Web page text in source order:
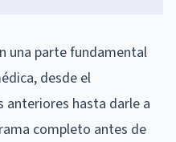
una parte fundamental
desde el
hasta darle a
completo antes de